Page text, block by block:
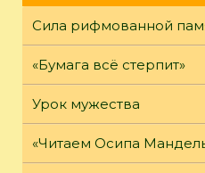
Сила рифмованной
«Бумага всё стерпит»
Урок мужества
«Читаем Осипа